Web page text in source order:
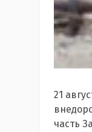
21
часть